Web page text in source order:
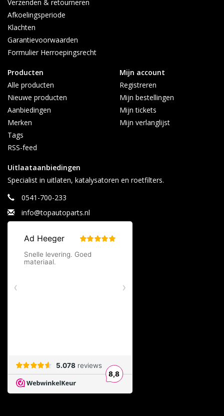
Verzenden & retourneren
Afkoelingsperiode
Klachten
Garantievoorwaarden
Formulier Herroepingsrecht
Producten
Alle producten
Nieuwe producten
Aanbiedingen
Merken
Tags
RSS-feed
Mijn account
Registreren
Mijn bestellingen
Mijn tickets
Mijn verlanglijst
Uitlaataanbiedingen
Specialist in uitlaten, katalysatoren en roetfilters.
0541-700-233
info@topautoparts.nl